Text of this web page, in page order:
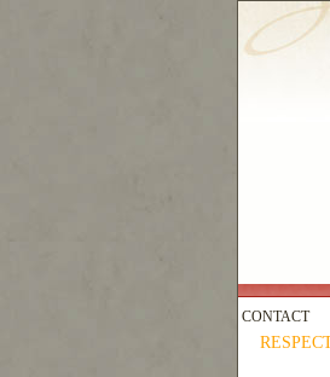
CONTACT